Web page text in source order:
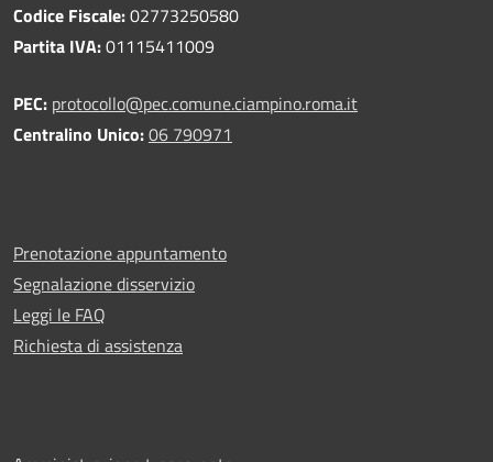
Codice Fiscale:02773250580
Partita IVA:01115411009
PEC: protocollo@pec.comune.ciampino.roma.it
Centralino Unico:06 790971
Prenotazione appuntamento
Segnalazione disservizio
Leggi le FAQ
Richiesta di assistenza